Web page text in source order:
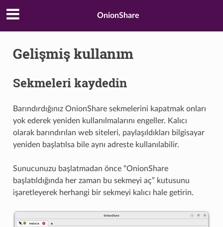
OnionShare
Gelişmiş kullanım
Sekmeleri kaydedin
Barındırdığınız OnionShare sekmelerini kapatmak onları
yok ederek yeniden kullanılmalarını engeller. Kalıcı
olarak barındırılan web siteleri, paylaşıldıkları bilgisayar
yeniden başlatılsa bile aynı adreste kullanılabilir.
Sunucunuzu başlatmadan önce “OnionShare
başlatıldığında her zaman bu sekmeyi aç” kutusunu
işaretleyerek herhangi bir sekmeyi kalıcı hale getirin.